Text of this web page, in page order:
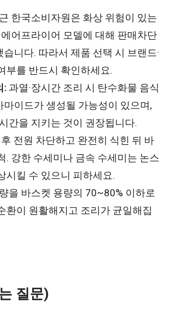
한국소비자원은 화상 위험이 있는
어프라이어 모델에 대해 판매차단
니다. 따라서 제품 선택 시 브랜드·
부를 반드시 확인하세요.
: 과열·장시간 조리 시 탄수화물 음식
마이드가 생성될 가능성이 있으며,
간을 지키는 것이 권장됩니다.
전원 차단하고 완전히 식힌 뒤 바
. 강한 수세미나 금속 수세미는 논스
시킬 수 있으니 피하세요.
을 바스켓 용량의 70~80% 이하로
환이 원활해지고 조리가 균일해집
질문)